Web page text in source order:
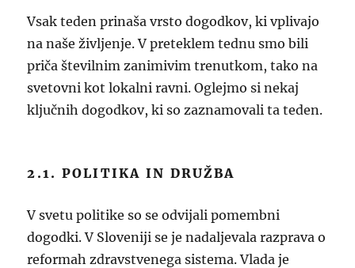
Vsak teden prinaša vrsto dogodkov, ki vplivajo
na naše življenje. V preteklem tednu smo bili
priča številnim zanimivim trenutkom, tako na
svetovni kot lokalni ravni. Oglejmo si nekaj
ključnih dogodkov, ki so zaznamovali ta teden.
2.1. POLITIKA IN DRUŽBA
V svetu politike so se odvijali pomembni
dogodki. V Sloveniji se je nadaljevala razprava o
reformah zdravstvenega sistema. Vlada je